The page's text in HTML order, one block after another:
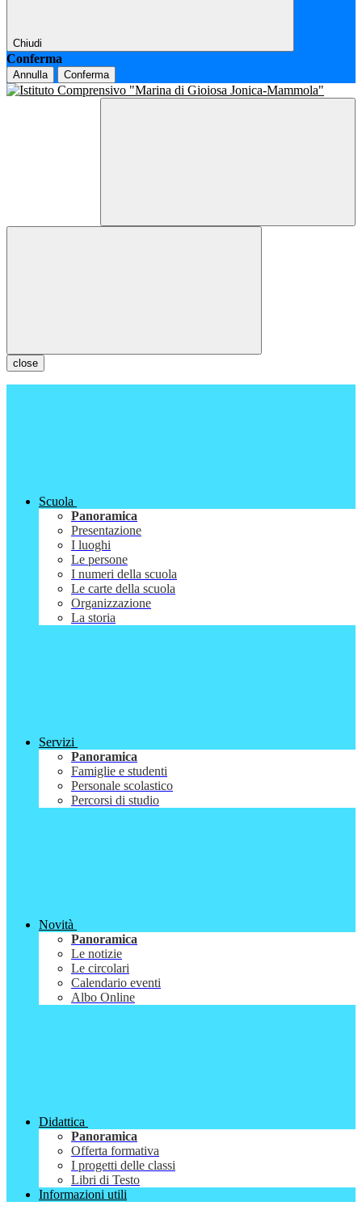
Chiudi
Conferma
Annulla Conferma
close
Scuola
Panoramica
Presentazione
I luoghi
Le persone
I numeri della scuola
Le carte della scuola
Organizzazione
La storia
Servizi
Panoramica
Famiglie e studenti
Personale scolastico
Percorsi di studio
Novità
Panoramica
Le notizie
Le circolari
Calendario eventi
Albo Online
Didattica
Panoramica
Offerta formativa
I progetti delle classi
Libri di Testo
Informazioni utili